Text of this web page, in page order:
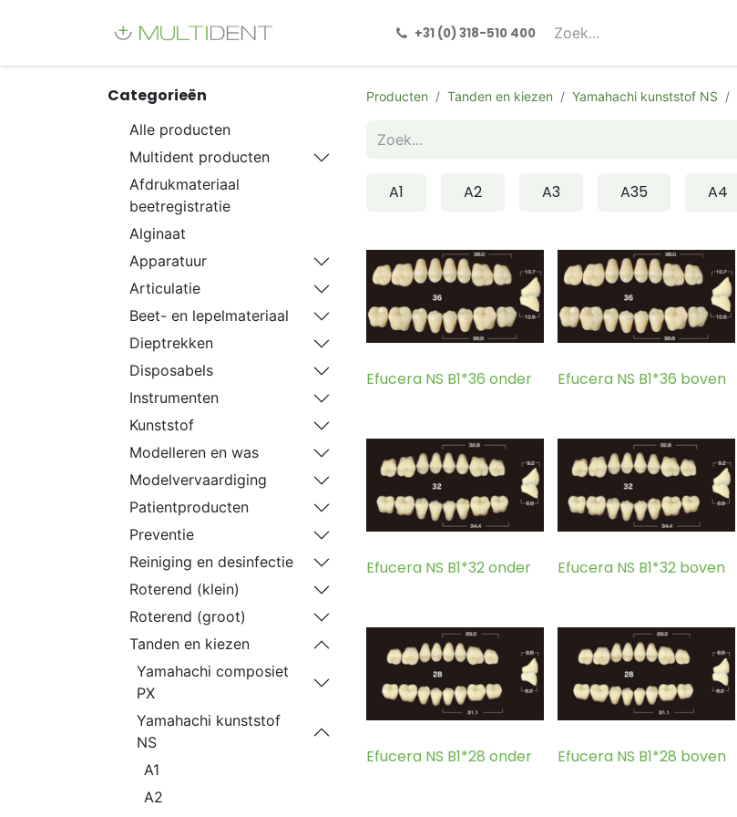
Formulieren
+31 (0) 318-510 400​​
Categorieën
Alle producten
Multident producten
Afdrukmateriaal
beetregistratie
Alginaat
Apparatuur
Articulatie
Beet- en lepelmateriaal
Dieptrekken
Disposabels
Instrumenten
Kunststof
Modelleren en was
Modelvervaardiging
Patientproducten
Preventie
Reiniging en desinfectie
Roterend (klein)
Roterend (groot)
Tanden en kiezen
Yamahachi composiet
PX
Yamahachi kunststof
NS
A1
A2
Producten Tanden en kiezen Yamahachi kunststof NS
A1 A2 A3 A35 A4
Efucera NS B1*36 onder Efucera NS B1*36 boven
Efucera NS B1*32 onder Efucera NS B1*32 boven
Efucera NS B1*28 onder Efucera NS B1*28 boven